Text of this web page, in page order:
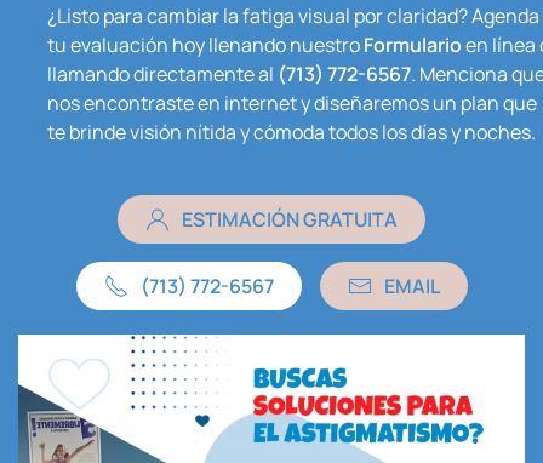
¿Listo para cambiar la fatiga visual por claridad? Agenda
tu evaluación hoy llenando nuestroFormularioen línea
llamando directamente al (713) 772-6567. Menciona
nos encontraste en internet y diseñaremos un plan que
te brinde visión nítida y cómoda todos los días y noches.
ESTIMACIÓN GRATUITA
(713) 772-6567 EMAIL